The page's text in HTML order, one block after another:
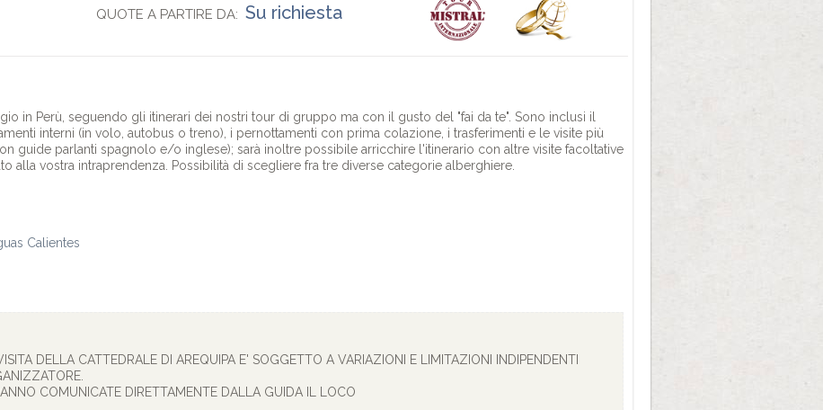
QUOTE A PARTIRE DA: Su richiesta
in Perù, seguendo gli itinerari dei nostri tour di gruppo ma con il gusto del "fai da te". Sono inclusi il
interni (in volo, autobus o treno), i pernottamenti con prima colazione, i trasferimenti e le visite più
guide parlanti spagnolo e/o inglese); sarà inoltre possibile arricchire l'itinerario con altre visite facoltative
alla vostra intraprendenza. Possibilità di scegliere fra tre diverse categorie alberghiere.
Calientes
DELLA CATTEDRALE DI AREQUIPA E' SOGGETTO A VARIAZIONI E LIMITAZIONI INDIPENDENTI
COMUNICATE DIRETTAMENTE DALLA GUIDA IL LOCO